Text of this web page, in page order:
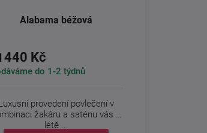
Alabama béžová
440 Kč
do 1-2 týdnů
provedení povlečení v
žakáru a saténu vás v
létě ...